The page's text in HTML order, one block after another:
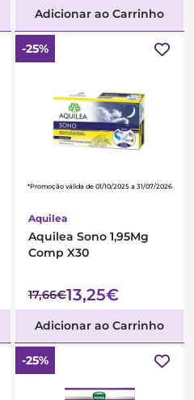
Adicionar ao Carrinho
-25%
*Promoção válida de 01/10/2025 a 31/07/2026
Aquilea
Aquilea Sono 1,95Mg
Comp X30
17,66€13,25€
Adicionar ao Carrinho
-25%